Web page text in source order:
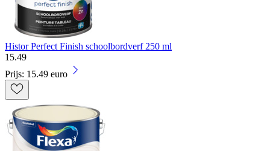
Histor Perfect Finish schoolbordverf 250 ml
15.49
Prijs: 15.49 euro